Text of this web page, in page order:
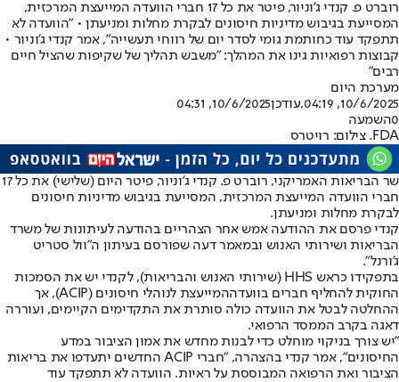
רוברט פ. קנדי ​​ג'וניור, פיטר את כל 17 חברי הוועדה המייעצת המרכזית,
המסייעת בגיבוש מדיניות חיסונים לבקרת מחלות ומניעתן • "הוועדה לא
תתפקד עוד כחותמת גומי לסדר יום של רווחי תעשייה", אמר קנדי ג'וניור •
קבוצות רפואיות גינו את המהלך: "משבש תהליך של שקיפות שהציל חיים
רבים"
מערכת היום
10/6/2025, 04:19
,עודכן10/6/2025, 04:31
0השמעה
FDA. צילום: רויטרס
שר הבריאות האמריקני, רוברט פ. קנדי ​​ג'וניור, פיטר היום (שלישי) את כל 17
חברי הוועדה המייעצת המרכזית, המסייעת בגיבוש מדיניות חיסונים
לבקרת מחלות ומניעתן.
קנדי פרסם את ההודעה אמש אחר הצהריים בהודעה לעיתונות של משרד
הבריאות ושירותי האנוש ובמאמר דעה שפורסם בעיתון ה"וול סטריט
ג'ורנל".
בתפקידו כראש HHS (שירותי האנוש והבריאות), לקנדי יש את הסמכות
החוקית להחליף חברים בוועדההמייעצת לנוהלי חיסונים (ACIP)
, אך
ההחלטה לבטל את הוועדה כולה סותרת את התקדימים הקיימים, ועוררה
דאגה בקרב הממסד הרפואי.
"יש צורך בניקוי מוחלט כדי לבנות מחדש את אמון הציבור במדע
החיסונים", אמר קנדי ​​בהצהרה, "חברי ACIP החדשים יתעדפו את בריאות
הציבור ואת הרפואה המבוססת על ראיות. הוועדה לא תתפקד עוד